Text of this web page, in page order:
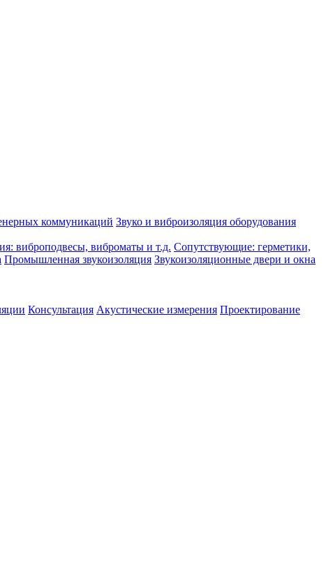
коммуникаций Звуко и виброизоляция оборудования
виброподвесы, виброматы и т.д. Сопутствующие: герметики,
Промышленная звукоизоляция Звукоизоляционные двери и окна
Консультация Акустические измерения Проектирование